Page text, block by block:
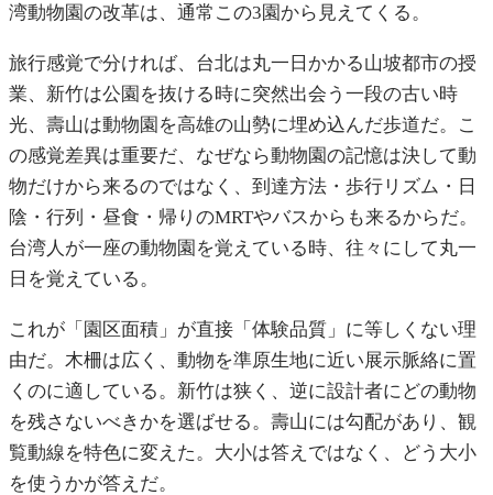
湾動物園の改革は、通常この3園から見えてくる。
旅行感覚で分ければ、台北は丸一日かかる山坡都市の授
業、新竹は公園を抜ける時に突然出会う一段の古い時
光、壽山は動物園を高雄の山勢に埋め込んだ歩道だ。こ
の感覚差異は重要だ、なぜなら動物園の記憶は決して動
物だけから来るのではなく、到達方法・歩行リズム・日
陰・行列・昼食・帰りのMRTやバスからも来るからだ。
台湾人が一座の動物園を覚えている時、往々にして丸一
日を覚えている。
これが「園区面積」が直接「体験品質」に等しくない理
由だ。木柵は広く、動物を準原生地に近い展示脈絡に置
くのに適している。新竹は狭く、逆に設計者にどの動物
を残さないべきかを選ばせる。壽山には勾配があり、観
覧動線を特色に変えた。大小は答えではなく、どう大小
を使うかが答えだ。